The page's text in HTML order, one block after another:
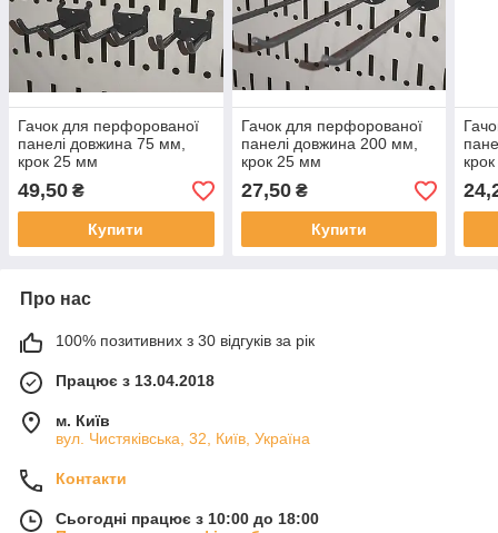
Гачок для перфорованої
панелі довжина 75 мм,
крок 25 мм
49,50 ₴
Купити
Гачок для перфорованої
панелі довжина 200 мм,
крок 25 мм
27,50₴
Купити
Про нас
100% позитивних з 30 відгуків за рік
Працює з 13.04.2018
м. Київ
вул. Чистяківська, 32, Київ, Україна
Контакти
Сьогодні працює з 10:00 до 18:00